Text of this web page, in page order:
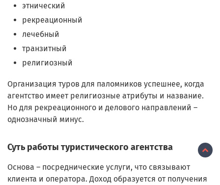
этнический
рекреационный
лечебный
транзитный
религиозный
Организация туров для паломников успешнее, когда
агентство имеет религиозные атрибуты и название.
Но для рекреационного и делового направлений –
однозначный минус.
Суть работы туристического агентства
Основа – посреднические услуги, что связывают
клиента и оператора. Доход образуется от получения